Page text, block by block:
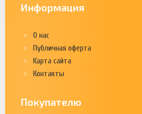
Информация
О нас
Публичная оферта
Карта сайта
Контакты
Покупателю